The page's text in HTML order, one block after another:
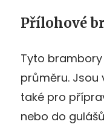
Přílohové
Tyto
průměru. Jsou
také pro
nebo do